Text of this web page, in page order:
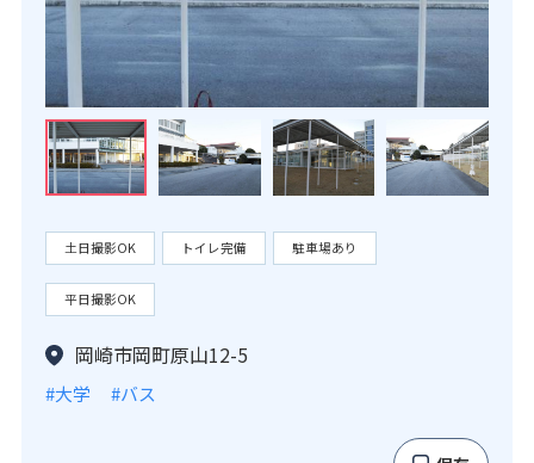
土日撮影OK トイレ完備 駐車場あり
平日撮影OK
岡崎市岡町原山12-5
#大学 #バス